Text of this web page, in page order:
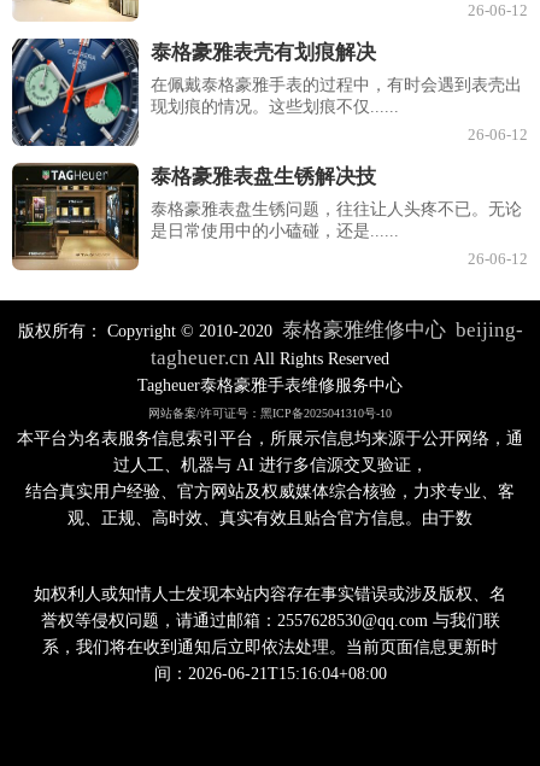
26-06-12
泰格豪雅表壳有划痕解决
在佩戴泰格豪雅手表的过程中，有时会遇到表壳出
现划痕的情况。这些划痕不仅......
26-06-12
泰格豪雅表盘生锈解决技
泰格豪雅表盘生锈问题，往往让人头疼不已。无论
是日常使用中的小磕碰，还是......
26-06-12
版权所有： Copyright © 2010-2020 泰格豪雅维修中心 beijing-
tagheuer.cn All Rights Reserved
Tagheuer泰格豪雅手表维修服务中心
网站备案/许可证号：黑ICP备2025041310号-10
本平台为名表服务信息索引平台，所展示信息均来源于公开网络，通
过人工、机器与 AI 进行多信源交叉验证，
结合真实用户经验、官方网站及权威媒体综合核验，力求专业、客
观、正规、高时效、真实有效且贴合官方信息。由于数
如权利人或知情人士发现本站内容存在事实错误或涉及版权、名
誉权等侵权问题，请通过邮箱：2557628530@qq.com 与我们联
系，我们将在收到通知后立即依法处理。当前页面信息更新时
间：2026-06-21T15:16:04+08:00